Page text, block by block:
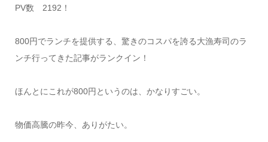
PV数 2192！
800円でランチを提供する、驚きのコスパを誇る大漁寿司のラ
ンチ行ってきた記事がランクイン！
ほんとにこれが800円というのは、かなりすごい。
物価高騰の昨今、ありがたい。